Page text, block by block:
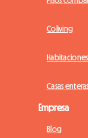
Coliving
Casas enteras
Empresa
Blog